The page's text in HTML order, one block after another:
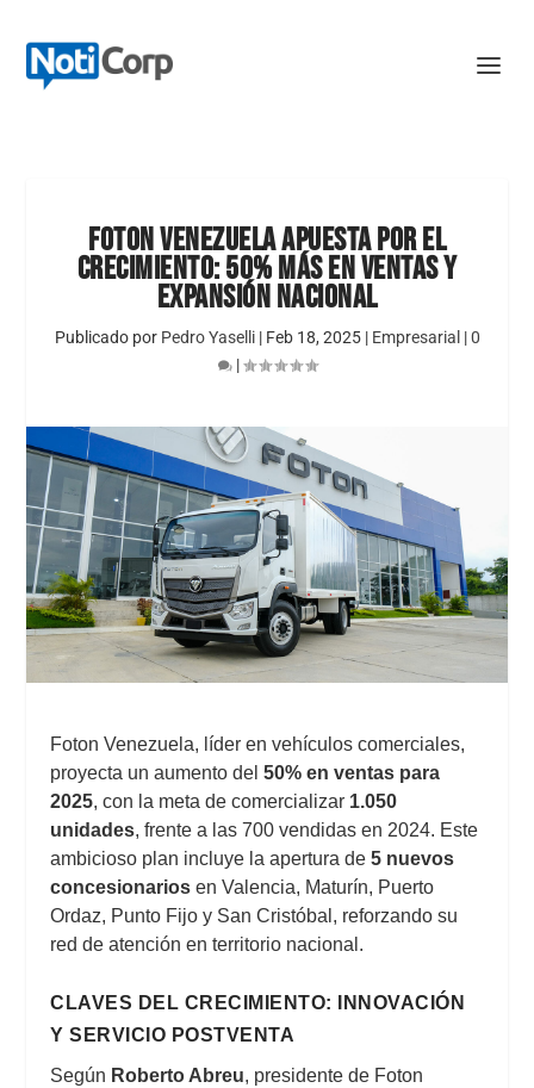
FOTON VENEZUELA APUESTA POR EL
CRECIMIENTO: 50% MÁS EN VENTAS Y
EXPANSIÓN NACIONAL
Publicado por Pedro Yaselli| Feb 18, 2025| Empresarial |0
|
Foton Venezuela, líder en vehículos comerciales,
proyecta un aumento del50% en ventas para
2025, con la meta de comercializar 1.050
unidades, frente a las 700 vendidas en 2024. Este
ambicioso plan incluye la apertura de5 nuevos
concesionarios en Valencia, Maturín, Puerto
Ordaz, Punto Fijo y San Cristóbal, reforzando su
red de atención en territorio nacional.
CLAVES DEL CRECIMIENTO: INNOVACIÓN
Y SERVICIO POSTVENTA
Según Roberto Abreu, presidente de Foton